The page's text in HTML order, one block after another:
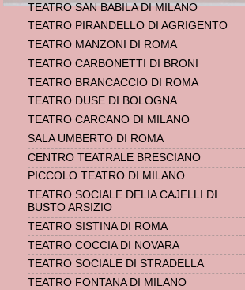
TEATRO SAN BABILA DI MILANO
TEATRO PIRANDELLO DI AGRIGENTO
TEATRO MANZONI DI ROMA
TEATRO CARBONETTI DI BRONI
TEATRO BRANCACCIO DI ROMA
TEATRO DUSE DI BOLOGNA
TEATRO CARCANO DI MILANO
SALA UMBERTO DI ROMA
CENTRO TEATRALE BRESCIANO
PICCOLO TEATRO DI MILANO
TEATRO SOCIALE DELIA CAJELLI DI
BUSTO ARSIZIO
TEATRO SISTINA DI ROMA
TEATRO COCCIA DI NOVARA
TEATRO SOCIALE DI STRADELLA
TEATRO FONTANA DI MILANO